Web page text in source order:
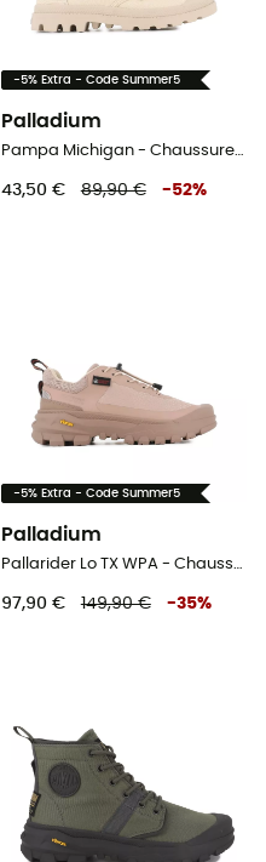
-5% Extra - Code Summer5
Palladium
Pampa Michigan - Chaussures lifestyle
43,50 € 89,90 € -52%
-5% Extra - Code Summer5
Palladium
Pallarider Lo TX WPA - Chaussures lifestyle
97,90 € 149,90 € -35%